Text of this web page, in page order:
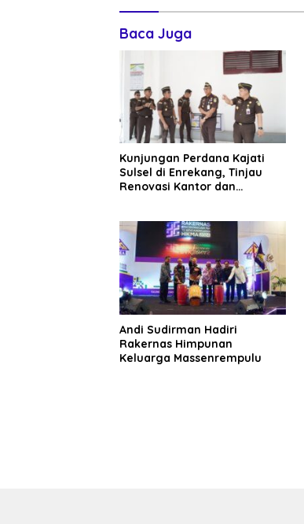
Baca Juga
Kunjungan Perdana Kajati
Sulsel di Enrekang, Tinjau
Renovasi Kantor dan
Andi Sudirman Hadiri
Rakernas Himpunan
Keluarga Massenrempulu